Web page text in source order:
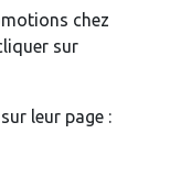
chez
sur
leur page :